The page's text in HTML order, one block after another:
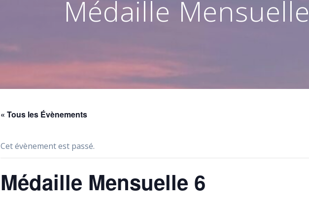
Médaille
« Tous les Évènements
Cet évènement est passé.
Médaille Mensuelle 6